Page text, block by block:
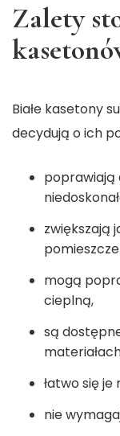
Zalety
Białe kasetony
decydują o ich
poprawiają
zwiększają
mogą
cieplną,
są
łatwo się
nie